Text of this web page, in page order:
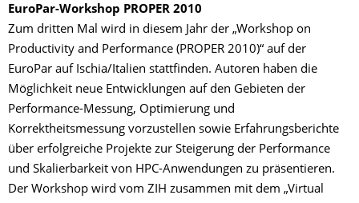
EuroPar-Workshop PROPER 2010
Zum dritten Mal wird in diesem Jahr der „Workshop on
Productivity and Performance (PROPER 2010)“ auf der
EuroPar auf Ischia/Italien stattfinden. Autoren haben die
Möglichkeit neue Entwicklungen auf den Gebieten der
Performance-Messung, Optimierung und
Korrektheitsmessung vorzustellen sowie Erfahrungsberichte
über erfolgreiche Projekte zur Steigerung der Performance
und Skalierbarkeit von HPC-Anwendungen zu präsentieren.
Der Workshop wird vom ZIH zusammen mit dem „Virtual